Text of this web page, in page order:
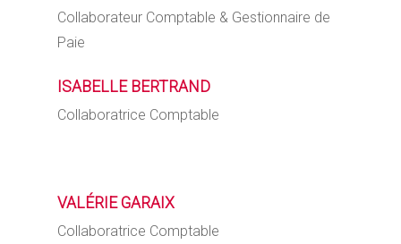
Collaborateur Comptable & Gestionnaire de
Paie
ISABELLEBERTRAND
Collaboratrice Comptable
VALÉRIE GARAIX
Collaboratrice Comptable